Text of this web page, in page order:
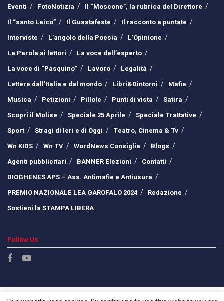
Eventi
FotoNotizia
Il “Moscone”, la rubrica del Direttore
Il “santo Laico”
Il Guastafeste
Il racconto a puntate
Interviste
L’angolo della Poesia
L’Opinione
La Parola ai lettori
La voce dell’esperto
La voce di “Pasquino”
Lavoro
Legalità
Lettere dall’Italia e dal mondo
Libri&Dintorni
Mafie
Musica
Petizioni Pillole Punti di vista
Satira
Scopri il Molise
Speciale 25 Aprile
Speciale Trattative
Sport
Stragi di Ieri e di Oggi
Teatro, Cinema & Tv
Wn KIDS
Wn TV WordNews Consiglia
Blogs
Agenti pubblicitari
BANNER Elezioni
Contatti
DIOGHENES APS – Ass. Antimafie e Antiusura
PREMIO NAZIONALE LEA GAROFALO 2024
Redazione
Sostieni la STAMPA LIBERA
Follow Us